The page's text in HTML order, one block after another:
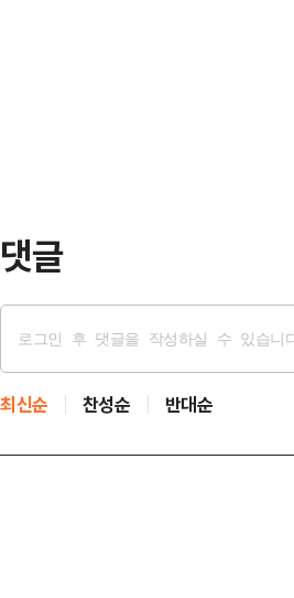
댓글
최신순 찬성순 반대순